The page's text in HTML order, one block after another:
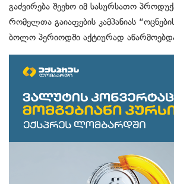
გაძვირება შეეხო იმ სასურსათო
რომელთა გაიაფების კამპანიას
ბოლო პერიოდში აქტიურად